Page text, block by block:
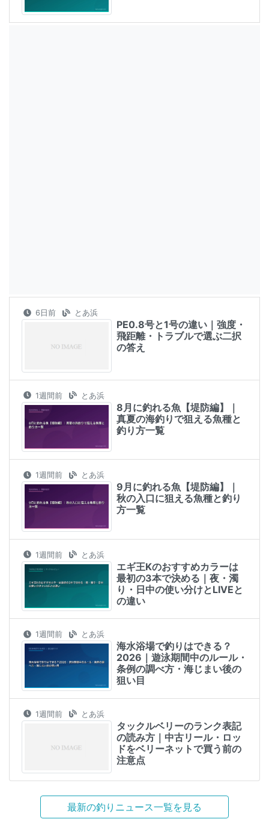
6日前 とあ浜
PE0.8号と1号の違い｜強度・
飛距離・トラブルで選ぶ二択
の答え
1週間前 とあ浜
8月に釣れる魚【堤防編】｜
真夏の海釣りで狙える魚種と
釣り方一覧
1週間前 とあ浜
9月に釣れる魚【堤防編】｜
秋の入口に狙える魚種と釣り
方一覧
1週間前 とあ浜
エギ王Kのおすすめカラーは
最初の3本で決める｜夜・濁
り・日中の使い分けとLIVEと
の違い
1週間前 とあ浜
海水浴場で釣りはできる？
2026｜遊泳期間中のルール・
条例の調べ方・海じまい後の
狙い目
1週間前 とあ浜
タックルベリーのランク表記
の読み方｜中古リール・ロッ
ドをベリーネットで買う前の
注意点
最新の釣りニュース一覧を見る